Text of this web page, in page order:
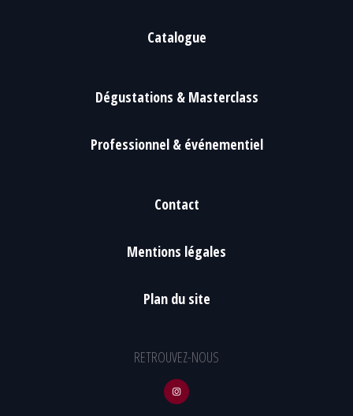
Catalogue
Dégustations & Masterclass
Professionnel & événementiel
Contact
Mentions légales
Plan du site
RETROUVEZ-NOUS